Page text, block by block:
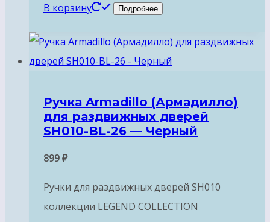
В корзину Подробнее
Ручка Armadillo (Армадилло)
для раздвижных дверей
SH010-BL-26 — Черный
899₽
Ручки для раздвижных дверей SH010
коллекции LEGEND COLLECTION